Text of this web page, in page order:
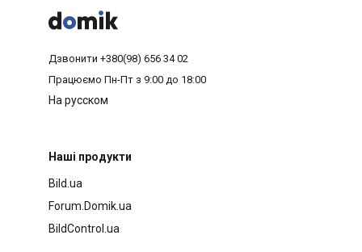



Дзвонити +380(98) 656 34 02
Працюємо Пн-Пт з 9:00 до 18:00
На русском
Наші продукти
Bild.ua
Forum.Domik.ua
BildControl.ua